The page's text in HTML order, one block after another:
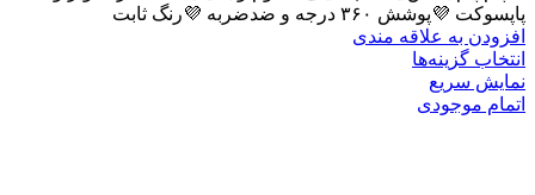
پاپسوکت 💜پوشش ۳۶۰ درجه و ضدضربه 💜رنگ ثابت
افزودن به علاقه مندی
انتخاب گزینه‌ها
نمایش سریع
اتمام موجودی